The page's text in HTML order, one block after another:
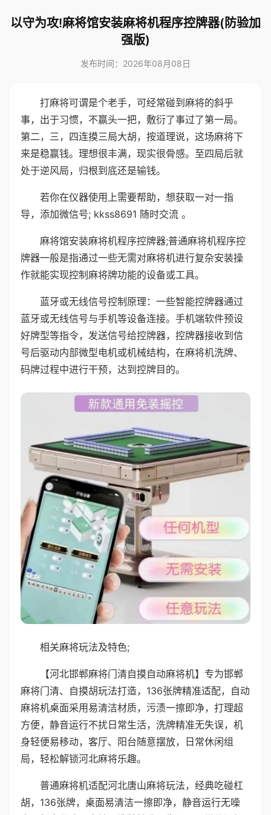
以守为攻!麻将馆安装麻将机程序控牌器(防验加
强版)
发布时间：2026年08月08日
打麻将可谓是个老手，可经常碰到麻将的斜乎
事，出于习惯，不赢头一把，敷衍了事过了第一局。
第二，三，四连摸三局大胡，按道理说，这场麻将下
来是稳赢钱。理想很丰满，现实很骨感。至四局后就
处于逆风局，归根到底还是输钱。
若你在仪器使用上需要帮助，想获取一对一指
导，添加微信号; kkss8691 随时交流 。
麻将馆安装麻将机程序控牌器;普通麻将机程序控
牌器一般是指通过一些无需对麻将机进行复杂安装操
作就能实现控制麻将牌功能的设备或工具。
蓝牙或无线信号控制原理：一些智能控牌器通过
蓝牙或无线信号与手机等设备连接。手机端软件预设
好牌型等指令，发送信号给控牌器，控牌器接收到信
号后驱动内部微型电机或机械结构，在麻将机洗牌、
码牌过程中进行干预，达到控牌目的。
相关麻将玩法及特色;
【河北邯郸麻将门清自摸自动麻将机】专为邯郸
麻将门清、自摸胡玩法打造，136张牌精准适配，自动
麻将机桌面采用易清洁材质，污渍一擦即净，打理超
方便，静音运行不扰日常生活，洗牌精准无失误，机
身轻便易移动，客厅、阳台随意摆放，日常休闲组
局，轻松解锁河北麻将乐趣。
普通麻将机适配河北唐山麻将玩法，经典吃碰杠
胡，136张牌，桌面易清洁一擦即净，静音运行无噪